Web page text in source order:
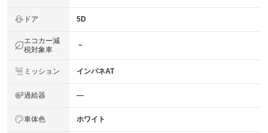
ドア 5D
エコカー減
税対象車
－
ミッション インパネAT
過給器 ―
車体色 ホワイト